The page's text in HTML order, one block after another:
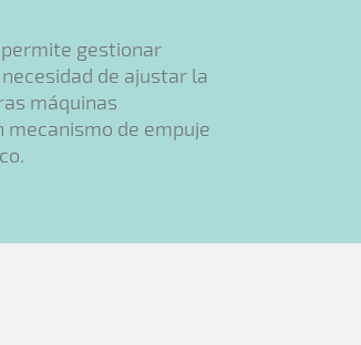
gestionar
de ajustar la
máquinas
mecanismo de empuje